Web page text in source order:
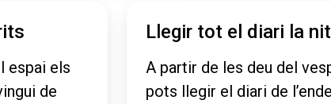
espai els
de
Llegir tot el diari la
A partir de les deu del
pots llegir el diari de